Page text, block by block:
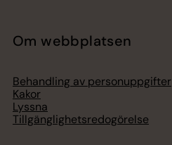
Om webbplatsen
Behandling av personuppgifter
Kakor
Lyssna
Tillgänglighetsredogörelse